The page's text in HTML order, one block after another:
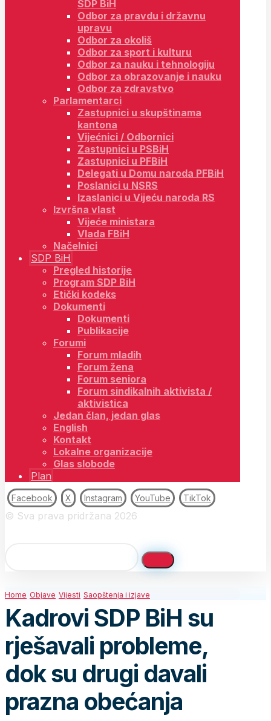
SDP BiH
Odbor za pravdu i državnu
upravu
Odbor za okoliš
Odbor za sport i kulturu
Odbor za nauku i tehnologiju
Odbor za obrazovanje i nauku
Odbor za zdravstvo
Parlamentarci
Zastupnici u skupštinama
kantona
Vijećnici / Odbornici
Zastupnici u PSBiH
Zastupnici u PFBiH
Delegati u Domu naroda PFBiH
Poslanici u NSRS
Izaslanici u Vijeću naroda RS
Izvršna vlast
Vijeće ministara
Vlada FBiH
Načelnici
SDP BiH
Pregled historije
Program SDP BiH
Etički kodeks
Dokumenti
Dokumenti
Publikacije
Forumi
Forum mladih
Forum žena
Forum seniora
Forum sindikalnih aktivista /
aktivistica
Jedan član, jedan glas
English
Kontakt
Lokalne organizacije
Glas slobode
Plan
Facebook X Instagram YouTube TikTok
© Sva prava pridržana 2026
Home Objave Vijesti Saopštenja i izjave
Kadrovi SDP BiH su
rješavali probleme,
dok su drugi davali
prazna obećanja